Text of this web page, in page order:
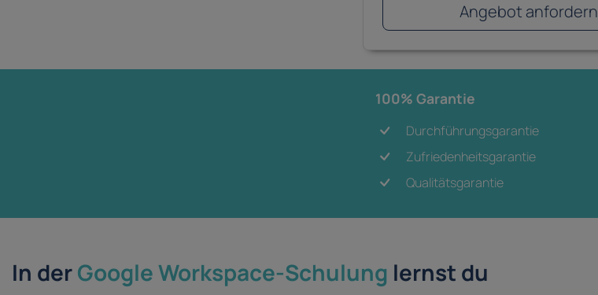
In derGoogle Workspace-Schulung lernst du
Angebot anfordern
100% Garantie
Durchführungsgarantie
Zufriedenheitsgarantie
Qualitätsgarantie